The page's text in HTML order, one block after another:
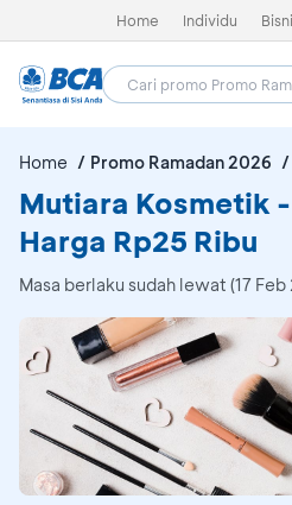
Home Individu
Home Promo Ramadan 2026
Mutiara Kosmetik
Harga Rp25 Ribu
Masa berlaku sudah lewat (17